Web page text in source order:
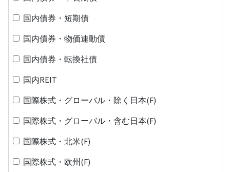
国内債券・短期債
国内債券・物価連動債
国内債券・転換社債
国内REIT
国際株式・グローバル・除く日本(F)
国際株式・グローバル・含む日本(F)
国際株式・北米(F)
国際株式・欧州(F)